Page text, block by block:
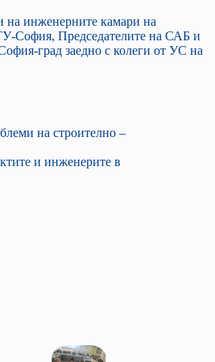
на инженерните камари на
София, Председателите на САБ и
град заедно с колеги от УС на
на строително –
и инженерите в